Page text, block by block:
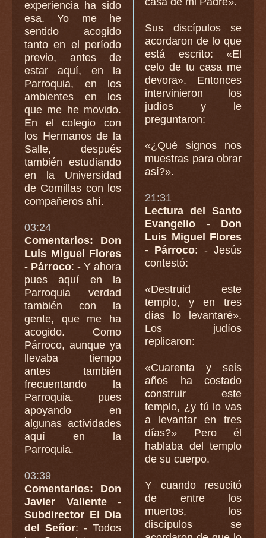
experiencia ha sido
esa. Yo me he
sentido acogido
tanto en el período
previo, antes de
estar aquí, en la
Parroquia, en los
ambientes en los
que me he movido.
En el colegio con
los Hermanos de la
Salle, después
también estudiando
en la Universidad
de Comillas con los
compañeros ahí.
03:24
Comentarios: Don
Luis Miguel Flores
- Párroco: - Y ahora
pues aquí en la
Parroquia verdad
también con la
gente, que me ha
acogido. Como
Párroco, aunque ya
llevaba tiempo
antes también
frecuentando la
Parroquia, pues
apoyando en
algunas actividades
aquí en la
Parroquia.
03:39
Comentarios: Don
Javier Valiente -
Subdirector El Dia
del Señor: - Todos
Sus discípulos se
acordaron de lo que
está escrito: «El
celo de tu casa me
devora». Entonces
intervinieron los
judíos y le
preguntaron:
«¿Qué signos nos
muestras para obrar
así?».
21:31
Lectura del Santo
Evangelio - Don
Luis Miguel Flores
- Párroco: - Jesús
contestó:
«Destruid este
templo, y en tres
días lo levantaré».
Los judíos
replicaron:
«Cuarenta y seis
años ha costado
construir este
templo, ¿y tú lo vas
a levantar en tres
días?» Pero él
hablaba del templo
de su cuerpo.
Y cuando resucitó
de entre los
muertos, los
discípulos se